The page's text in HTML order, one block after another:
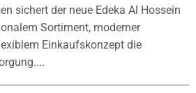
sichert der neue Edeka Al Hossein
Sortiment, moderner
Einkaufskonzept die